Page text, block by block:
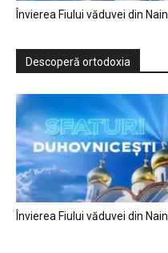
Învierea Fiului văduvei din Nain
Descoperă ortodoxia
Învierea Fiului văduvei din Nain